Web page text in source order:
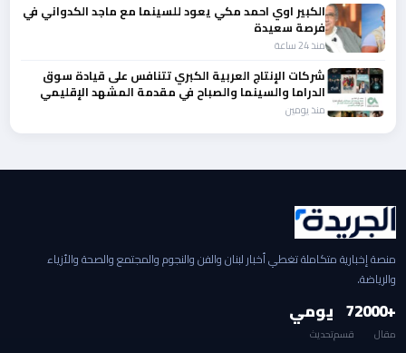
الكبير اوي احمد مكي يعود للسينما مع ماجد الكدواني في
فرصة سعيدة
منذ 24 ساعة
شركات الإنتاج العربية الكبري تتنافس على قيادة سوق
الدراما والسينما والصباح في مقدمة المشهد الإقليمي
منذ يومين
منصة إخبارية متكاملة تغطي أخبار لبنان والفن والنجوم والمجتمع والصحة والأزياء
والرياضة.
+2000
مقال
7
قسم
يومي
تحديث